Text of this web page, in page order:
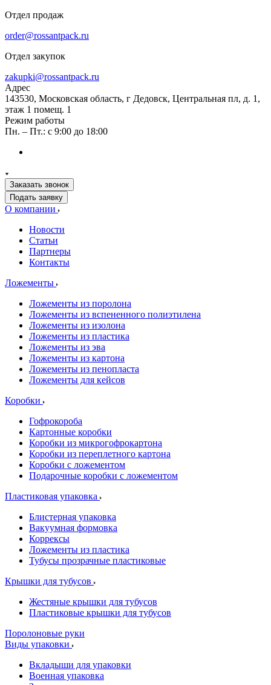
Отдел продаж
order@rossantpack.ru
Отдел закупок
zakupki@rossantpack.ru
Адрес
143530, Московская область, г Дедовск, Центральная пл, д. 1,
этаж 1 помещ. 1
Режим работы
Пн. – Пт.: с 9:00 до 18:00
Заказать звонок
Подать заявку
О компании
Новости
Статьи
Партнеры
Контакты
Ложементы
Ложементы из поролона
Ложементы из вспененного полиэтилена
Ложементы из изолона
Ложементы из пластика
Ложементы из эва
Ложементы из картона
Ложементы из пенопласта
Ложементы для кейсов
Коробки
Гофрокороба
Картонные коробки
Коробки из микрогофрокартона
Коробки из переплетного картона
Коробки с ложементом
Подарочные коробки с ложементом
Пластиковая упаковка
Блистерная упаковка
Вакуумная формовка
Коррексы
Ложементы из пластика
Тубусы прозрачные пластиковые
Крышки для тубусов
Жестяные крышки для тубусов
Пластиковые крышки для тубусов
Поролоновые руки
Виды упаковки
Вкладыши для упаковки
Военная упаковка